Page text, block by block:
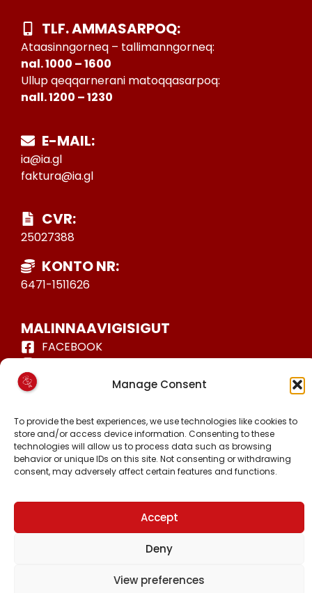
Manage Consent
To provide the best experiences, we use technologies like cookies to
store and/or access device information. Consenting to these
technologies will allow us to process data such as browsing
behavior or unique IDs on this site. Not consenting or withdrawing
consent, may adversely affect certain features and functions.
Accept
Deny
View preferences
TLF. AMMASARPOQ:
Ataasinngorneq – tallimanngorneq:
nal. 1000 – 1600
Ullup qeqqarnerani matoqqasarpoq:
nall. 1200 – 1230
E-MAIL:
ia@ia.gl
faktura@ia.gl
CVR:
25027388
KONTO NR:
6471-1511626
MALINNAAVIGISIGUT
FACEBOOK
INSTAGRAM
Piginnittussaatitaaneq © 2024 Inuit Ataqatigiit.
Hjemmeside.gl-imit
-mit suliarineqarpoq